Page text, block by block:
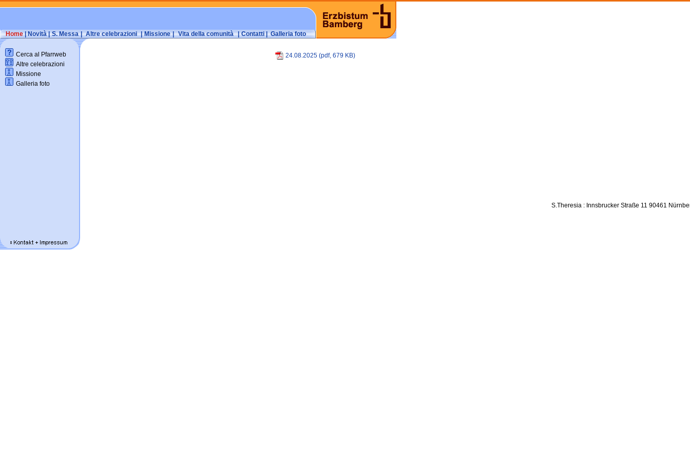
Home | Novità | S. Messa | Altre celebrazioni | Missione | Vita della comunità | Contatti | Galleria foto
Cerca al Pfarrweb
Altre celebrazioni
Missione
Galleria foto
24.08.2025 (pdf, 679 KB)
S.Theresia : Innsbrucker Straße 11 90461